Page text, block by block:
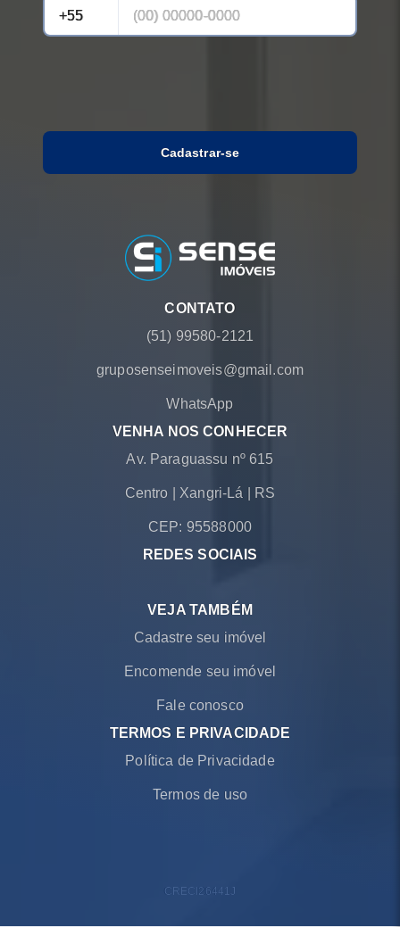
Cadastrar-se
CONTATO
(51) 99580-2121
gruposenseimoveis@gmail.com
WhatsApp
VENHA NOS CONHECER
Av. Paraguassu nº 615
Centro Xangri-Lá RS
CEP: 95588000
REDES SOCIAIS
VEJA TAMBÉM
Cadastre seu imóvel
Encomende seu imóvel
Fale conosco
TERMOS E PRIVACIDADE
Política de Privacidade
Termos de uso
CRECI 26441J